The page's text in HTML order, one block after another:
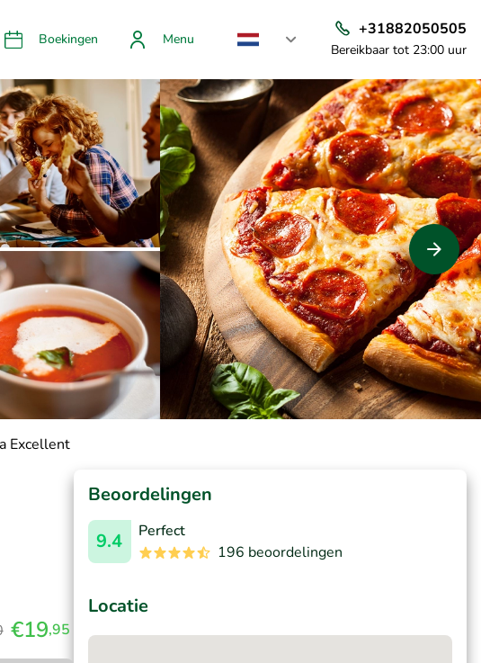
Boekingen Menu
+31882050505
Bereikbaar tot 23:00 uur
Excellent
€19,95
Beoordelingen
9.4
Perfect
196 beoordelingen
Locatie